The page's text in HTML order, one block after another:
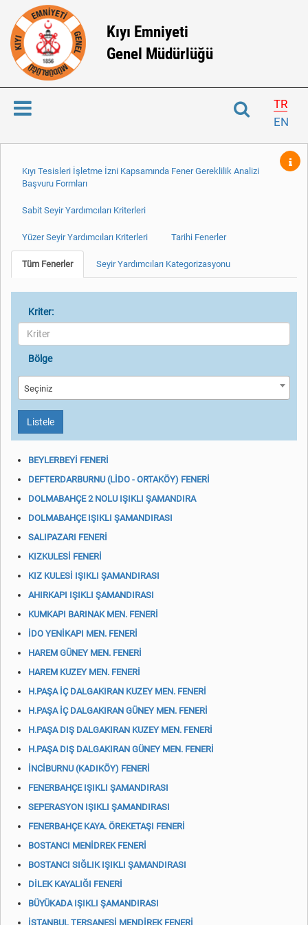
Kıyı Emniyeti
Genel Müdürlüğü
TR
EN
Kıyı Tesisleri İşletme İzni Kapsamında Fener Gereklilik Analizi
Başvuru Formları
Sabit Seyir Yardımcıları Kriterleri
Yüzer Seyir Yardımcıları Kriterleri Tarihi Fenerler
Tüm Fenerler Seyir Yardımcıları Kategorizasyonu
Kriter:
Bölge
Seçiniz
Listele
BEYLERBEYİ FENERİ
DEFTERDARBURNU (LİDO - ORTAKÖY) FENERİ
DOLMABAHÇE 2 NOLU IŞIKLI ŞAMANDIRA
DOLMABAHÇE IŞIKLI ŞAMANDIRASI
SALIPAZARI FENERİ
KIZKULESİ FENERİ
KIZ KULESİ IŞIKLI ŞAMANDIRASI
AHIRKAPI IŞIKLI ŞAMANDIRASI
KUMKAPI BARINAK MEN. FENERİ
İDO YENİKAPI MEN. FENERİ
HAREM GÜNEY MEN. FENERİ
HAREM KUZEY MEN. FENERİ
H.PAŞA İÇ DALGAKIRAN KUZEY MEN. FENERİ
H.PAŞA İÇ DALGAKIRAN GÜNEY MEN. FENERİ
H.PAŞA DIŞ DALGAKIRAN KUZEY MEN. FENERİ
H.PAŞA DIŞ DALGAKIRAN GÜNEY MEN. FENERİ
İNCİBURNU (KADIKÖY) FENERİ
FENERBAHÇE IŞIKLI ŞAMANDIRASI
SEPERASYON IŞIKLI ŞAMANDIRASI
FENERBAHÇE KAYA. ÖREKETAŞI FENERİ
BOSTANCI MENİDREK FENERİ
BOSTANCI SIĞLIK IŞIKLI ŞAMANDIRASI
DİLEK KAYALIĞI FENERİ
BÜYÜKADA IŞIKLI ŞAMANDIRASI
İSTANBUL TERSANESİ MENDİREK FENERİ